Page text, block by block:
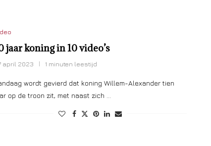
jaar koning in 10 video’s
april 2023 1 minuten leestijd
wordt gevierd dat koning Willem-Alexander tien
op de troon zit, met naast zich …